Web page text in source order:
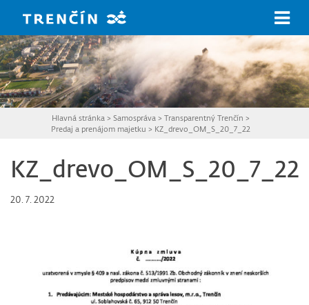
Hlavná stránka > Samospráva > Transparentný Trenčín >
Predaj a prenájom majetku > KZ_drevo_OM_S_20_7_22
KZ_drevo_OM_S_20_7_22
20. 7. 2022